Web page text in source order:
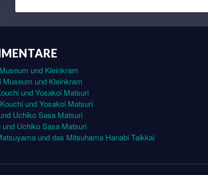
und Kleinkram
Museum und Kleinkram
und Yosakoi Matsuri
und Yosakoi Matsuri
Uchiko Sasa Matsuri
und Uchiko Sasa Matsuri
und das Mitsuhama Hanabi Taikkai